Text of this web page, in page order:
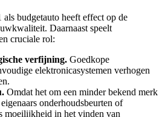
budgetauto heeft effect op de
Daarnaast speelt
cruciale rol:
verfijning. Goedkope
elektronicasystemen verhogen
Omdat het om een minder bekend merk
onderhoudsbeurten of
moeilijkheid in het vinden van